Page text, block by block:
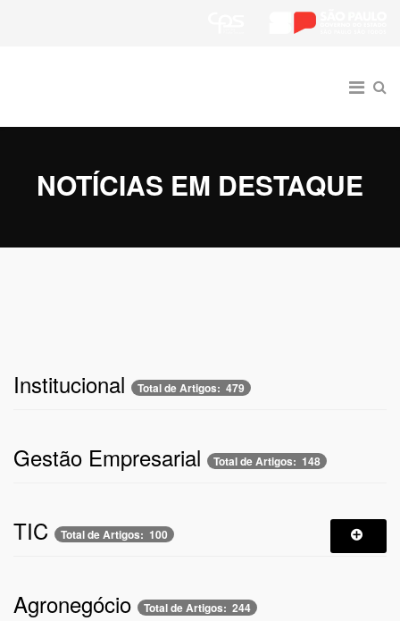
NOTÍCIAS EM DESTAQUE
Institucional Total de Artigos: 479
Gestão Empresarial Total de Artigos: 148
TIC Total de Artigos: 100
Agronegócio Total de Artigos: 244